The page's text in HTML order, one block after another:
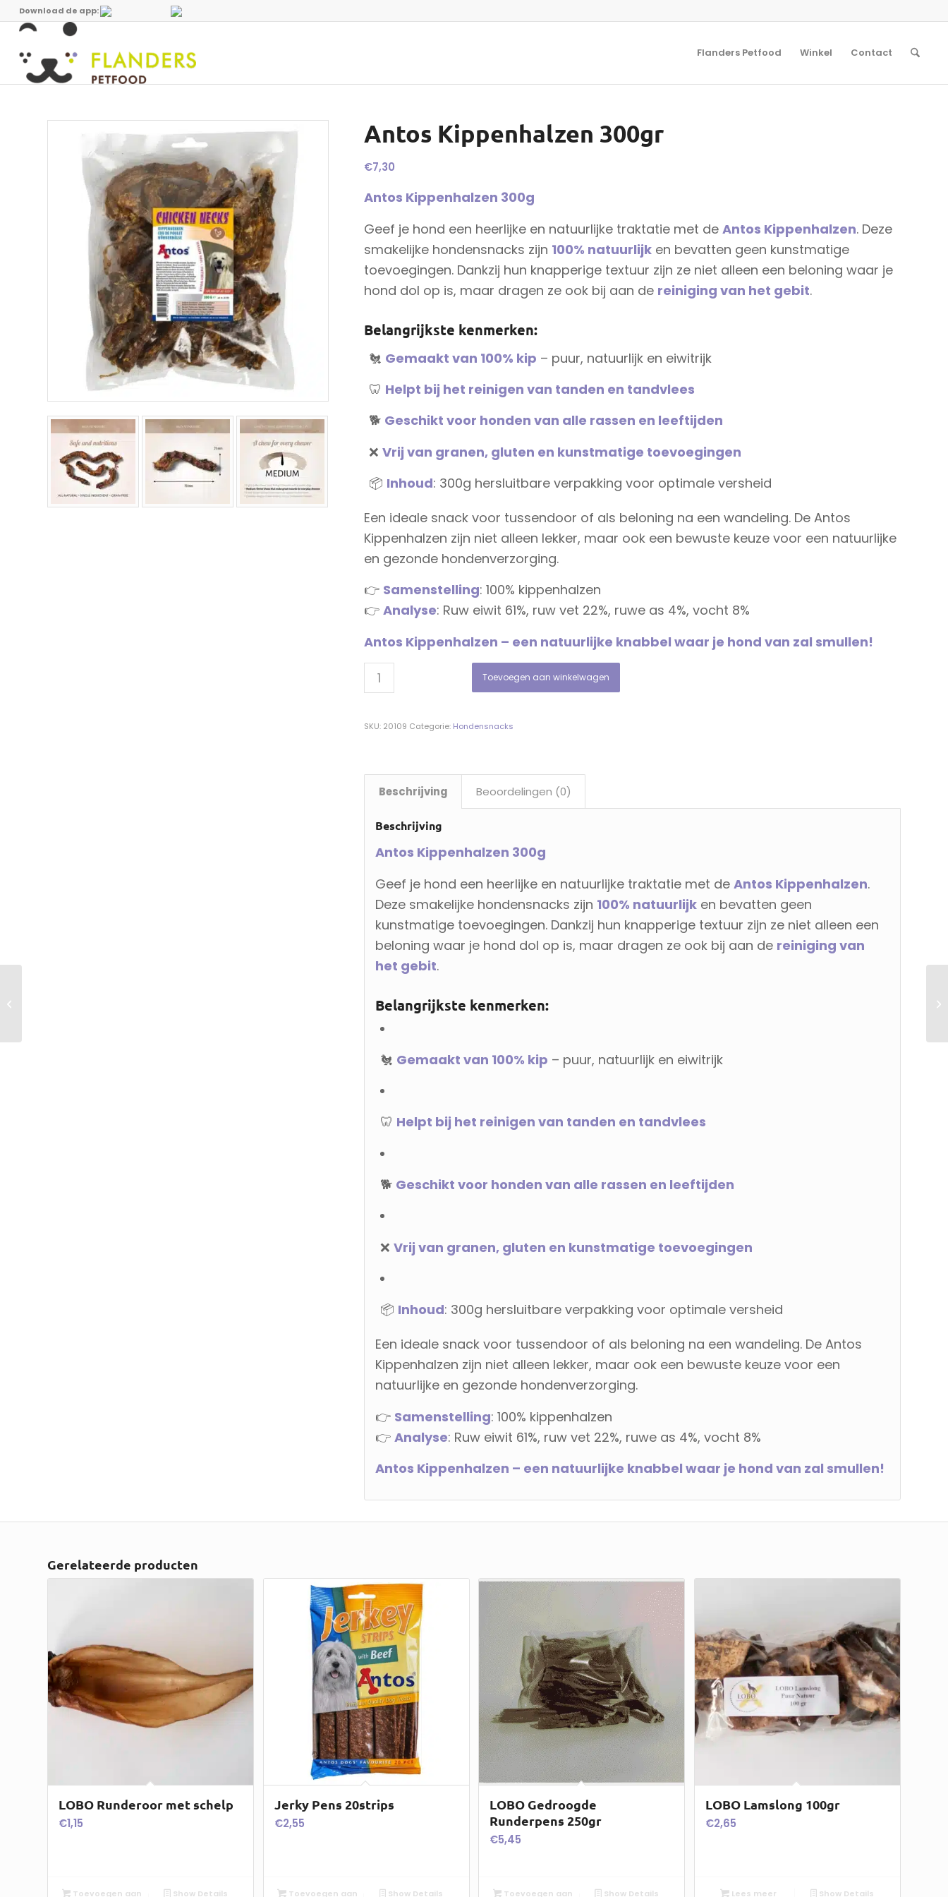
Download de app:
Flanders Petfood Winkel Contact
Antos Kippenhalzen 300gr
€7,30
Antos Kippenhalzen 300g
Geef je hond een heerlijke en natuurlijke traktatie met deAntos Kippenhalzen. Deze
smakelijke hondensnacks zijn 100% natuurlijk en bevatten geen kunstmatige
toevoegingen. Dankzij hun knapperige textuur zijn ze niet alleen een beloning waar je
hond dol op is, maar dragen ze ook bij aan de reiniging van het gebit.
Belangrijkste kenmerken:
🐔 Gemaakt van 100% kip – puur, natuurlijk en eiwitrijk
🦷 Helpt bij het reinigen van tanden en tandvlees
🐕 Geschikt voor honden van alle rassen en leeftijden
❌Vrij van granen, gluten en kunstmatige toevoegingen
📦 Inhoud: 300g hersluitbare verpakking voor optimale versheid
Een ideale snack voor tussendoor of als beloning na een wandeling. De Antos
Kippenhalzen zijn niet alleen lekker, maar ook een bewuste keuze voor een natuurlijke
en gezonde hondenverzorging.
👉 Samenstelling: 100% kippenhalzen
👉Analyse: Ruw eiwit 61%, ruw vet 22%, ruwe as 4%, vocht 8%
Antos Kippenhalzen – een natuurlijke knabbel waar je hond van zal smullen!
Toevoegen aan winkelwagen
SKU: 20109 Categorie: Hondensnacks
Beschrijving Beoordelingen (0)
Beschrijving
Antos Kippenhalzen 300g
Geef je hond een heerlijke en natuurlijke traktatie met deAntos Kippenhalzen.
Deze smakelijke hondensnacks zijn 100% natuurlijk en bevatten geen
kunstmatige toevoegingen. Dankzij hun knapperige textuur zijn ze niet alleen een
beloning waar je hond dol op is, maar dragen ze ook bij aan de reiniging van
het gebit.
Belangrijkste kenmerken:
🐔 Gemaakt van 100% kip – puur, natuurlijk en eiwitrijk
🦷 Helpt bij het reinigen van tanden en tandvlees
🐕 Geschikt voor honden van alle rassen en leeftijden
❌Vrij van granen, gluten en kunstmatige toevoegingen
📦 Inhoud: 300g hersluitbare verpakking voor optimale versheid
Een ideale snack voor tussendoor of als beloning na een wandeling. De Antos
Kippenhalzen zijn niet alleen lekker, maar ook een bewuste keuze voor een
natuurlijke en gezonde hondenverzorging.
👉 Samenstelling: 100% kippenhalzen
👉Analyse: Ruw eiwit 61%, ruw vet 22%, ruwe as 4%, vocht 8%
Antos Kippenhalzen – een natuurlijke knabbel waar je hond van zal smullen!
Gerelateerde producten
LOBO Runderoor met schelp
€1,15
Toevoegen aan Show Details
Jerky Pens 20strips
€2,55
Toevoegen aan Show Details
LOBO Gedroogde
Runderpens 250gr
€5,45
Toevoegen aan Show Details
LOBO Lamslong 100gr
€2,65
Lees meer Show Details